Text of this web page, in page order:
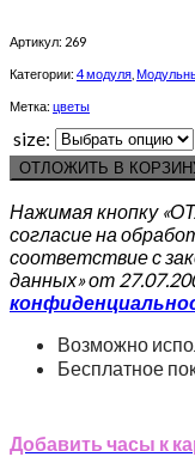
Артикул: 269
Категории: 4 модуля
Метка: цветы
size:
ОТЛОЖИТЬ В
Нажимая кнопку
согласие на
соответствие с
данных» от
Возможно
Бесплатное
Добавить часы к